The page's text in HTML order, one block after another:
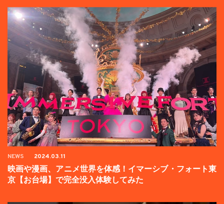
NEWS 2024.03.11
映画や漫画、アニメ世界を体感！イマーシブ・フォート東
京【お台場】で完全没入体験してみた